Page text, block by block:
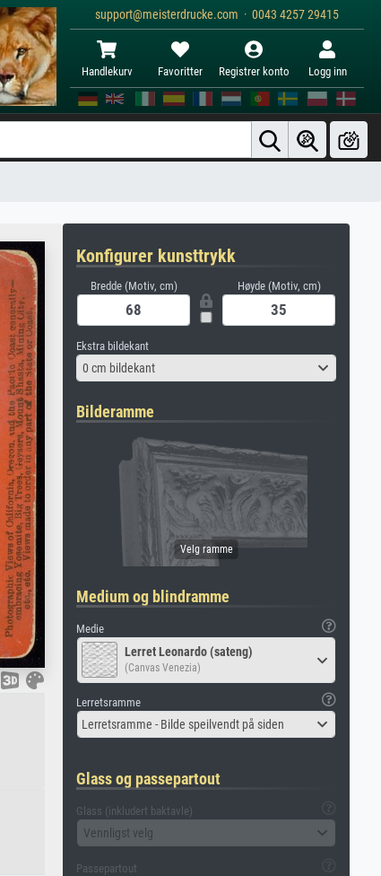
support@meisterdrucke.com · 0043 4257 29415
Handlekurv Favoritter Registrer konto Logg inn
Konfigurer kunsttrykk
Bredde (Motiv, cm) Høyde (Motiv, cm)
Ekstra bildekant
0 cm bildekant
Bilderamme
Medium og blindramme
Medie
Lerret Leonardo (sateng)
(Canvas Venezia)
Lerretsramme
Lerretsramme - Bilde speilvendt på siden
Glass og passepartout
Glass (inkludert baktavle)
Vennligst velg
Passepartout